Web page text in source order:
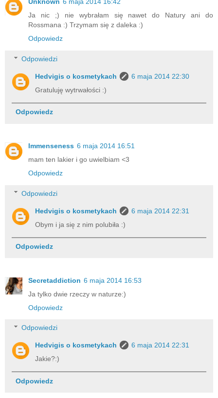
Unknown 6 maja 2014 16:42
Ja nic ;) nie wybrałam się nawet do Natury ani do
Rossmana :) Trzymam się z daleka :)
Odpowiedz
Odpowiedzi
Hedvigis o kosmetykach
6 maja 2014 22:30
Gratuluję wytrwałości :)
Odpowiedz
Immenseness 6 maja 2014 16:51
mam ten lakier i go uwielbiam <3
Odpowiedz
Odpowiedzi
Hedvigis o kosmetykach
6 maja 2014 22:31
Obym i ja się z nim polubiła :)
Odpowiedz
Secretaddiction 6 maja 2014 16:53
Ja tylko dwie rzeczy w naturze:)
Odpowiedz
Odpowiedzi
Hedvigis o kosmetykach
6 maja 2014 22:31
Jakie?:)
Odpowiedz